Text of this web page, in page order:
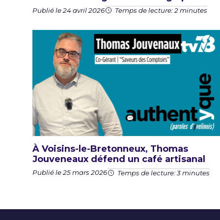
Publié le 24 avril 2026 Temps de lecture: 2 minutes
À Voisins-le-Bretonneux, Thomas
Jouveneaux défend un café artisanal
Publié le 25 mars 2026 Temps de lecture: 3 minutes